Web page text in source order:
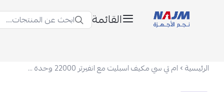
القائمة ابحث عن المنتجات...
الرئيسية ام تي سي مكيف اسبليت مع انفيرتر 22000 وحدة بارد فقط أبيض MTC24CUT25INV